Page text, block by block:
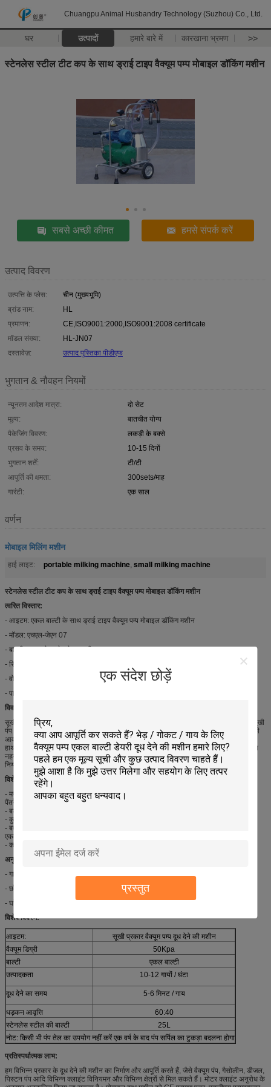
Chuangpu Animal Husbandry Technology (Suzhou) Co., Ltd.
घर उत्पादों हमारे बारे में कारखाना भ्रमण >>
एक संदेश छोड़ें
प्रस्तुत
स्टेनलेस स्टील टीट कप के साथ ड्राई टाइप वैक्यूम पम्प मोबाइल डॉकिंग मशीन
सबसे अच्छी कीमत हमसे संपर्क करें
उत्पाद विवरण
उत्पत्ति के प्लेस:
चीन (मुख्यभूमि)
ब्रांड नाम:
HL
प्रमाणन:
CE,ISO9001:2000,ISO9001:2008 certificate
मॉडल संख्या:
HL-JN07
दस्तावेज़:
उत्पाद पुस्तिका पीडीएफ
भुगतान & नौवहन नियमों
न्यूनतम आदेश मात्रा:
दो सेट
मूल्य:
बातचीत योग्य
पैकेजिंग विवरण:
लकड़ी के बक्से
प्रसव के समय:
10-15 दिनों
भुगतान शर्तें:
टी/टी
आपूर्ति की क्षमता:
300sets/माह
गारंटी:
एक साल
वर्णन
मोबाइल मिलिंग मशीन
हाई लाइट: portable milking machine, small milking machine
स्टेनलेस स्टील टीट कप के साथ ड्राई टाइप वैक्यूम पम्प मोबाइल डॉकिंग मशीन
त्वरित विस्तार:
- आइटम: एकल बाल्टी के साथ ड्राई टाइप वैक्यूम पम्प मोबाइल डॉकिंग मशीन
- मॉडल: एचएल-जेएन 07
- बाल्टी: खाद्य ग्रेड स्टेनलेस बाल्टी
- सिद्धांत: शुष्क प्रकार पंप
- वोल्ट: 220-380 वी, 40-60 हर्ट्ज
- पावर: 550W-750W
विवरण:
सूखी प्रकार वैक्यूम पम्प मोबाइल डॉकिंग मशीन: वैक्यूम पुमो और सूखी पंप के बीच का अंतर यह है कि सूखी
पंप मोबाइल दुग्ध मशीन को पंप तेल की आवश्यकता नहीं है, और एक वर्ष के बाद सर्पिल टुकड़ा बदलने की
आवश्यकता होती है, जैसे दुग्ध मशीन स्पेयर पार्ट्स। यह मशीन अंतर्राष्ट्रीय रूप से तैयार किया गया है,
हाथ से पारंपरिक तरीके के बजाय दुग्ध विश्वसनीय है। दूध दुग्ध मशीन का एक समूह दूध पल्सेटर, दूध का
नहर / क्लस्टर, स्टेनलेस स्टील का प्याला कप, दूध लाइनर / फूलना, वैक्यूम पंप, वैक्यूम मीटर, वैक्यूम
नियामक आदि द्वारा गठित है।
विशेषताएं:
- मजबूत निर्माण आसान रखरखाव का मतलब है।
पैंतरेबाज़ी करने के लिए आसान -
- बड़े भारी शुल्क पहिये के आसपास घूमना आसान है।
- कुछ और मजबूत भाग- कम सेवा और रखरखाव।
- बकरी दुहना मशीन भी उपलब्ध है।
एकल और डबल बाल्टी उपलब्ध हैं।
- कम शोर, ताकि पशुओं को घूमने न दें
अनुप्रयोगों:
- गायों, बकरी, भेड़ और भैंस
- छोटे और मध्यम खेतों
- घरेलू
विशेष विवरण:
आइटम:
सूखी प्रकार वैक्यूम पम्प दूध देने की मशीन
वैक्यूम डिग्री
50Kpa
बाल्टी
एकल बाल्टी
उत्पादकता
10-12 गायों / घंटा
दूध देने का समय 5-6 मिनट / गाय
धड़कन आवृत्ति
60:40
स्टेनलेस स्टील की बाल्टी
25L
नोट: किसी भी पंप तेल का उपयोग नहीं करें एक वर्ष के बाद पंप सर्पिल का टुकड़ा बदलना होगा
प्रतिस्पर्धात्मक लाभ:
हम विभिन्न प्रकार के दूध देने की मशीन का निर्माण और आपूर्ति करते हैं, जैसे वैक्यूम पंप, गैसोलीन, डीजल,
पिस्टन पंप आदि विभिन्न क्लाइंट विनियमन और विभिन्न क्षेत्रों से मिल सकते हैं। मोटर क्लाइंट अनुरोध के